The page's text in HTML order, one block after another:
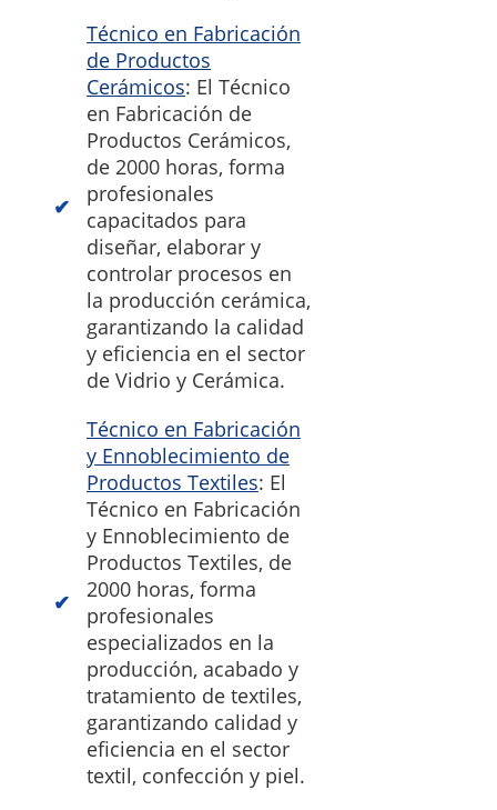
Técnico en Fabricación
de Productos
Cerámicos: El Técnico
en Fabricación de
Productos Cerámicos,
de 2000 horas, forma
profesionales
capacitados para
diseñar, elaborar y
controlar procesos en
la producción cerámica,
garantizando la calidad
y eficiencia en el sector
de Vidrio y Cerámica.
Técnico en Fabricación
y Ennoblecimiento de
Productos Textiles: El
Técnico en Fabricación
y Ennoblecimiento de
Productos Textiles, de
2000 horas, forma
profesionales
especializados en la
producción, acabado y
tratamiento de textiles,
garantizando calidad y
eficiencia en el sector
textil, confección y piel.